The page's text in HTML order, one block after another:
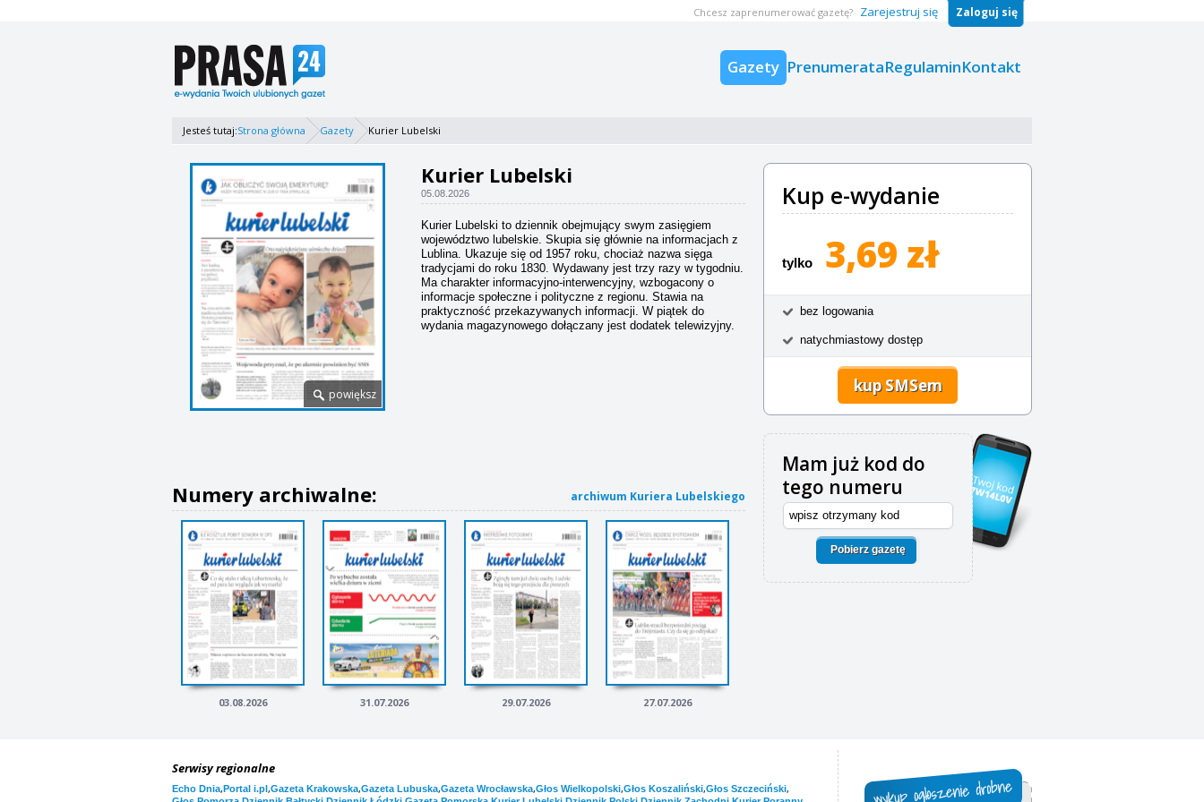
Gazety PrenumerataRegulaminKontakt
Chcesz zaprenumerować gazetę? Zarejestruj się Zaloguj się
Jesteś tutaj:Strona główna Gazety Kurier Lubelski
powiększ
Kurier Lubelski
05.08.2026
Kurier Lubelski to dziennik obejmujący swym zasięgiem
województwo lubelskie. Skupia się głównie na informacjach z
Lublina. Ukazuje się od 1957 roku, chociaż nazwa sięga
tradycjami do roku 1830. Wydawany jest trzy razy w tygodniu.
Ma charakter informacyjno-interwencyjny, wzbogacony o
informacje społeczne i polityczne z regionu. Stawia na
praktyczność przekazywanych informacji. W piątek do
wydania magazynowego dołączany jest dodatek telewizyjny.
Kup e-wydanie
tylko 3,69 zł
bez logowania
natychmiastowy dostęp
kup SMSem
Mam już kod do
tego numeru
Pobierz gazetę
Numery archiwalne: archiwum Kuriera Lubelskiego
03.08.2026 31.07.2026 29.07.2026 27.07.2026
Serwisy regionalne
Echo Dnia,Portal i.pl,Gazeta Krakowska,Gazeta Lubuska,Gazeta Wrocławska,Głos Wielkopolski,Głos Koszaliński,Głos Szczeciński,